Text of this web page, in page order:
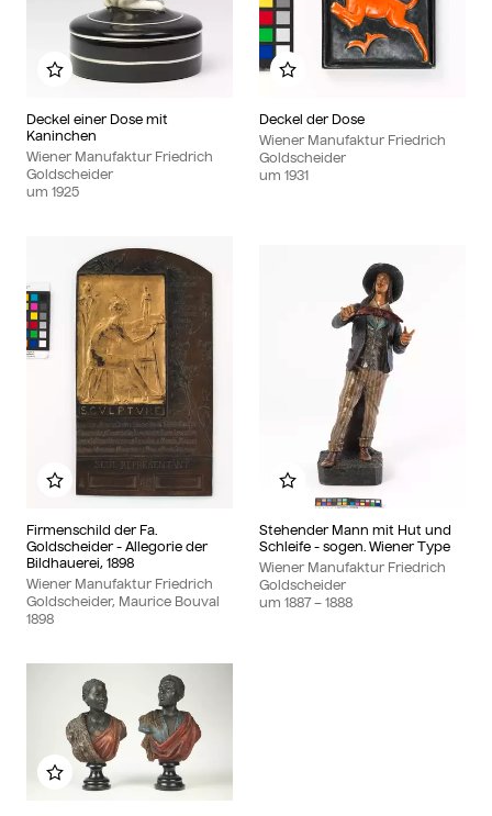
Deckel einer Dose mit
Kaninchen
Wiener Manufaktur Friedrich
Goldscheider
um 1925
Zu meinem Album hinzufügen
Deckel der Dose
Wiener Manufaktur Friedrich
Goldscheider
um 1931
Zu meinem Album
Firmenschild der Fa.
Goldscheider - Allegorie der
Bildhauerei, 1898
Wiener Manufaktur Friedrich
Goldscheider, Maurice Bouval
1898
Zu meinem Album hinzufügen
Stehender Mann mit Hut und
Schleife - sogen. Wiener Type
Wiener Manufaktur Friedrich
Goldscheider
um 1887– 1888
Zu meinem Album
Zu meinem Album hinzufügen